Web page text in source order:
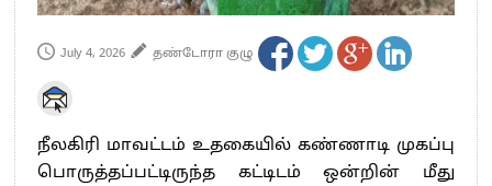
July 4, 2026 தண்டோரா குழு
நீலகிரி மாவட்டம் உதகையில் கண்ணாடி முகப்பு
பொருத்தப்பட்டிருந்த கட்டிடம் ஒன்றின் மீது